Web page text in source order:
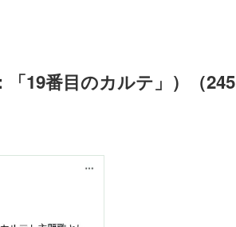
19番目のカルテ」）（245